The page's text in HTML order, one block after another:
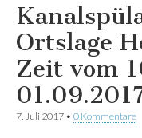
Ortslage
Zeit vom
7. Juli 2017 • 0 Kommentare